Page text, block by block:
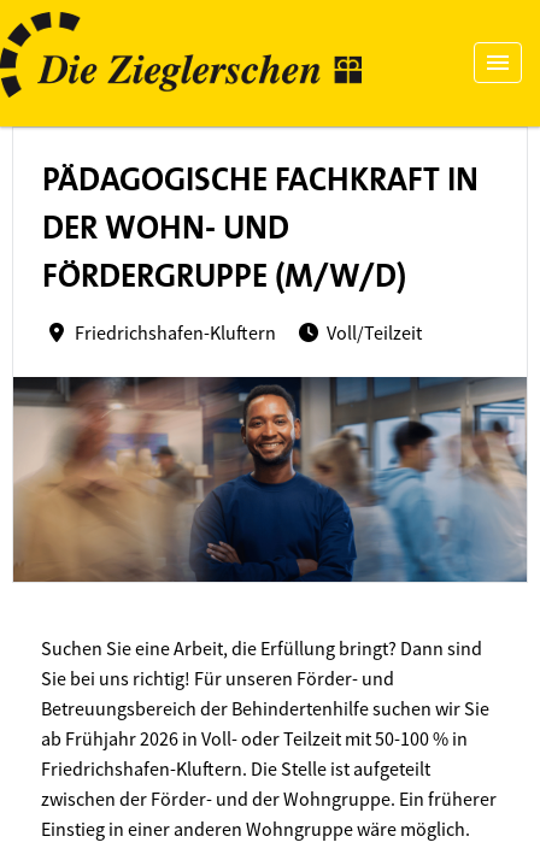
PÄDAGOGISCHE FACHKRAFT IN
DER WOHN- UND
FÖRDERGRUPPE (M/W/D)
Friedrichshafen-Kluftern Voll/Teilzeit
Suchen Sie eine Arbeit, die Erfüllung bringt? Dann sind
Sie bei uns richtig! Für unseren Förder- und
Betreuungsbereich der Behindertenhilfe suchen wir Sie
ab Frühjahr 2026 in Voll- oder Teilzeit mit 50-100 % in
Friedrichshafen-Kluftern. Die Stelle ist aufgeteilt
zwischen der Förder- und der Wohngruppe. Ein früherer
Einstieg in einer anderen Wohngruppe wäre möglich.